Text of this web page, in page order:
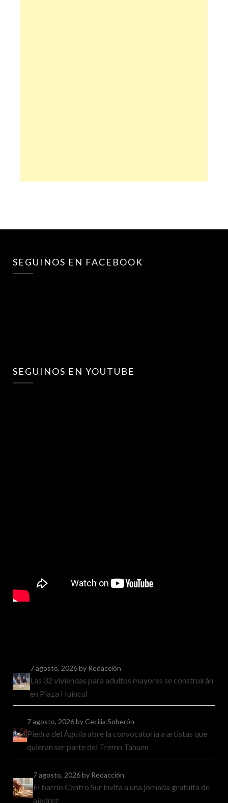
SEGUINOS EN FACEBOOK
SEGUINOS EN YOUTUBE
7 agosto, 2026by Redacción
Las 32 viviendas para adultos mayores se construirán
en Plaza Huincul
7 agosto, 2026by Cecilia Soberón
Piedra del Águila abre la convocatoria a artistas que
quieran ser parte del Tremn Tahuen
7 agosto, 2026by Redacción
El barrio Centro Sur invita a una jornada gratuita de
ajedrez